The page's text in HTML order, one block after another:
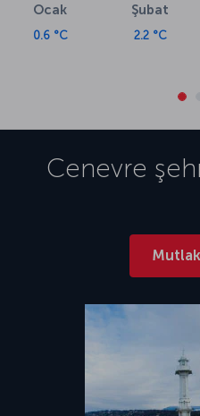
Ocak
0.6 °C
Şubat
2.2 °C
Cenevre